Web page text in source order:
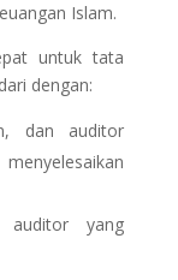
Islam.
untuk tata
dengan:
dan auditor
auditor yang